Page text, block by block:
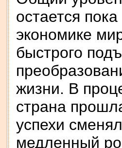
остается
экономике
быстрого
жизни. В
страна
успехи
медленный